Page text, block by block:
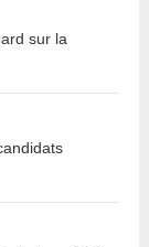
sur la